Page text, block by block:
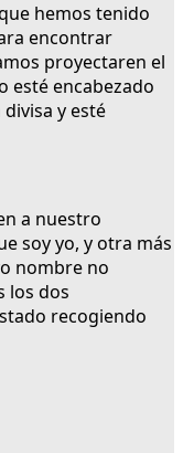
hemos tenido
encontrar
proyectaren el
esté encabezado
y esté
a nuestro
soy yo, y otra más
nombre no
los dos
recogiendo